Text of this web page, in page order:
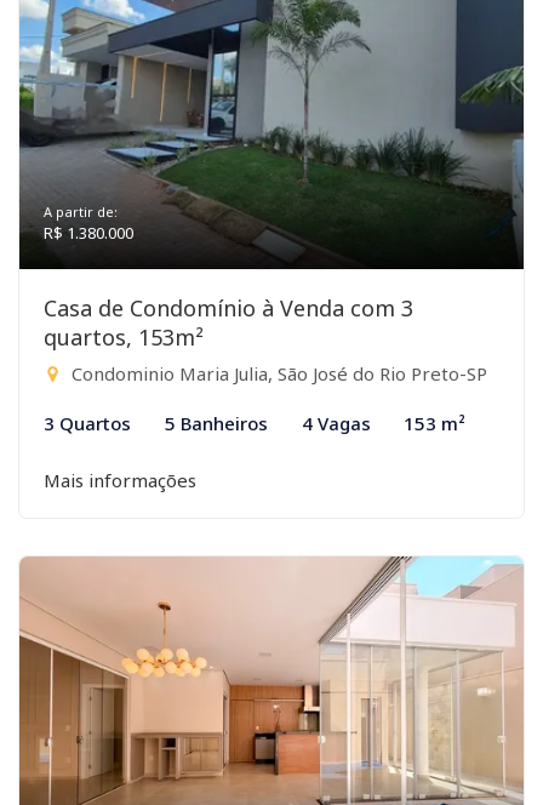
A partir de:
R$ 1.380.000
Casa de Condomínio à Venda com 3
quartos, 153m²
Condominio Maria Julia, São José do Rio Preto-SP
3 Quartos 5 Banheiros 4 Vagas 153 m²
Mais informações